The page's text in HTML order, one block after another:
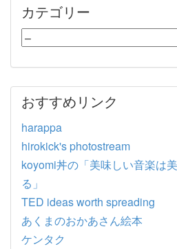
カテゴリー
おすすめリンク
harappa
hirokick's photostream
koyomi丼の「美味しい音楽は
る」
TED ideas worth spreading
あくまのおかあさん絵本
ケンタク